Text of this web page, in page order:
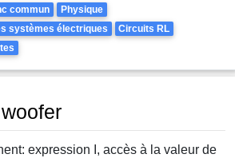
commun
Physique
systèmes électriques
Circuits RL
expression I, accès à la valeur de